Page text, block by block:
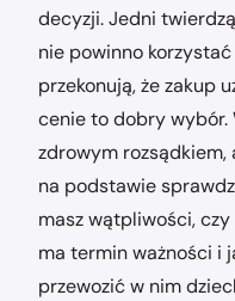
decyzji. Jedni
nie powinno
przekonują, że zakup
cenie to dobry wybór.
zdrowym
na podstawie
masz wątpliwości,
ma termin ważności i
przewozić w nim